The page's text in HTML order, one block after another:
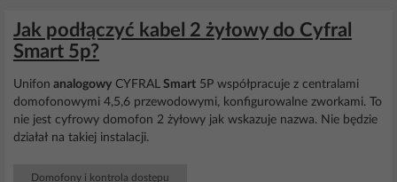
Jak podłączyć kabel 2 żyłowy do Cyfral
Smart 5p?
Unifon analogowy CYFRAL Smart 5P współpracuje z centralami
domofonowymi 4,5,6 przewodowymi, konfigurowalne zworkami. To
nie jest cyfrowy domofon 2 żyłowy jak wskazuje nazwa. Nie będzie
działał na takiej instalacji.
Domofony i kontrola dostępu